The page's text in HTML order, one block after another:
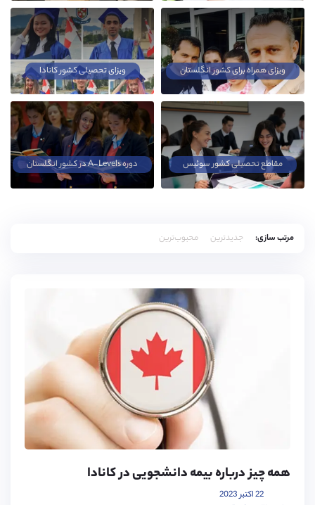
ویزای همراه برای کشور انگلستان ویزای تحصیلی کشور کانادا
مقاطع تحصیلی کشور سوئیس دوره A-Levels در کشور انگلستان
مرتب سازی: جدیدترین محبوب‌ترین
همه چیز درباره بیمه دانشجویی در کانادا
22 اکتبر 2023